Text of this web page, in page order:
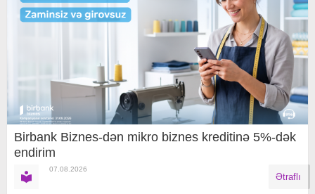
Birbank Biznes-dən mikro biznes kreditinə 5%-dək
endirim
07.08.2026
Ətraflı